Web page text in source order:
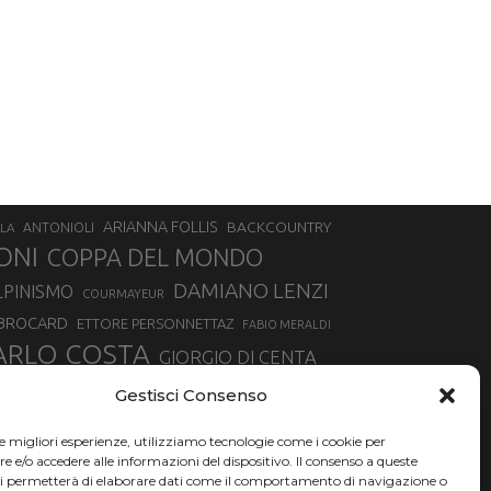
Gestisci Consenso
migliori esperienze, utilizziamo tecnologie come i cookie per
e/o accedere alle informazioni del dispositivo. Il consenso a queste
permetterà di elaborare dati come il comportamento di navigazione o
ANTONIOLI ARIANNA FOLLIS
BACKCOUNTRY
COPPA DEL MONDO
COURMAYEUR DAMIANO LENZI
ETTORE PERSONNETTAZ FABIO MERALDI
COSTA GIORGIO DI CENTA
LUCA MATTEOTTI MADONNA DI CAMPIGLIO
NAZIONALE DI SCIALPINISMO NORVEGIA